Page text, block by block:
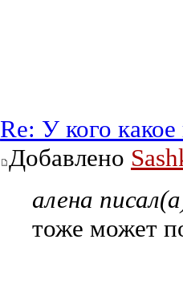
Re: У кого
Добавлено
алена
тоже может